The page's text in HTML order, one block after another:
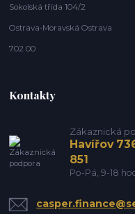
Sokolská třída 104/2
Ostrava-Moravská Ostrava
702 00
Kontakty
Zákaznická
Havířov
851
Po-Pá, 9-18